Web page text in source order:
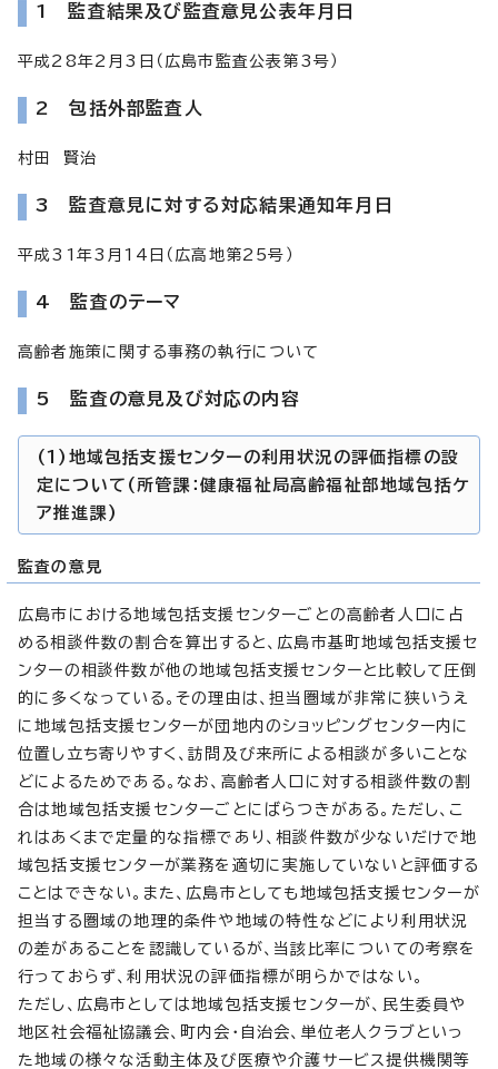
1 監査結果及び監査意見公表年月日
平成28年2月3日（広島市監査公表第3号）
2 包括外部監査人
村田 賢治
3 監査意見に対する対応結果通知年月日
平成31年3月14日（広高地第25号）
4 監査のテーマ
高齢者施策に関する事務の執行について
5 監査の意見及び対応の内容
(1)地域包括支援センターの利用状況の評価指標の設
定について(所管課：健康福祉局高齢福祉部地域包括ケ
ア推進課)
監査の意見
広島市における地域包括支援センターごとの高齢者人口に占
める相談件数の割合を算出すると、広島市基町地域包括支援セ
ンターの相談件数が他の地域包括支援センターと比較して圧倒
的に多くなっている。その理由は、担当圏域が非常に狭いうえ
に地域包括支援センターが団地内のショッピングセンター内に
位置し立ち寄りやすく、訪問及び来所による相談が多いことな
どによるためである。なお、高齢者人口に対する相談件数の割
合は地域包括支援センターごとにばらつきがある。ただし、こ
れはあくまで定量的な指標であり、相談件数が少ないだけで地
域包括支援センターが業務を適切に実施していないと評価する
ことはできない。また、広島市としても地域包括支援センターが
担当する圏域の地理的条件や地域の特性などにより利用状況
の差があることを認識しているが、当該比率についての考察を
行っておらず、利用状況の評価指標が明らかではない。
ただし、広島市としては地域包括支援センターが、民生委員や
地区社会福祉協議会、町内会・自治会、単位老人クラブといっ
た地域の様々な活動主体及び医療や介護サービス提供機関等